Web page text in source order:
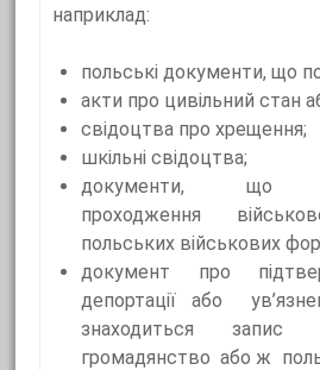
наприклад:
польські документи, що
акти про цивільний стан
свідоцтва про хрещення;
шкільні свідоцтва;
документи, що
проходження
польських військових
документ про
депортації або
знаходиться запис
громадянство або ж